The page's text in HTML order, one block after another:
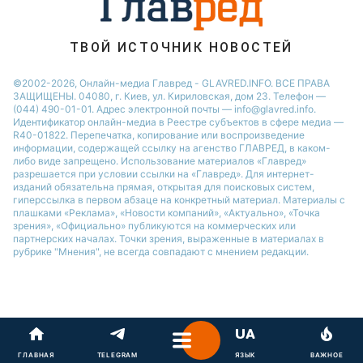
ТВОЙ ИСТОЧНИК НОВОСТЕЙ
©2002-2026, Онлайн-медиа Главред - GLAVRED.INFO. ВСЕ ПРАВА
ЗАЩИЩЕНЫ. 04080, г. Киев, ул. Кириловская, дом 23. Телефон —
(044) 490-01-01. Адрес электронной почты — info@glavred.info.
Идентификатор онлайн-медиа в Реестре cубъектов в сфере медиа —
R40-01822. Перепечатка, копирование или воспроизведение
информации, содержащей ссылку на агенство ГЛАВРЕД, в каком-
либо виде запрещено. Использование материалов «Главред»
разрешается при условии ссылки на «Главред». Для интернет-
изданий обязательна прямая, открытая для поисковых систем,
гиперссылка в первом абзаце на конкретный материал. Материалы с
плашками «Реклама», «Новости компаний», «Актуально», «Точка
зрения», «Официально» публикуются на коммерческих или
партнерских началах. Точки зрения, выраженные в материалах в
рубрике "Мнения", не всегда совпадают с мнением редакции.
ГЛАВНАЯ TELEGRAM ЯЗЫК ВАЖНОЕ